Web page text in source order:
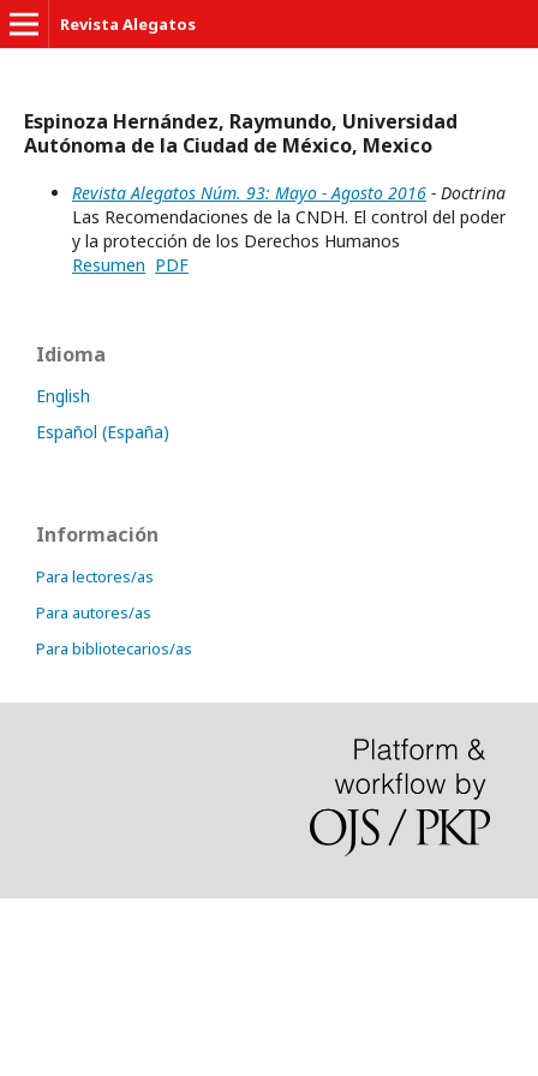
Revista Alegatos
Espinoza Hernández, Raymundo, Universidad
Autónoma de la Ciudad de México, Mexico
Revista Alegatos Núm. 93: Mayo - Agosto 2016 - Doctrina
Las Recomendaciones de la CNDH. El control del poder
y la protección de los Derechos Humanos
Resumen PDF
Idioma
English
Español (España)
Información
Para lectores/as
Para autores/as
Para bibliotecarios/as